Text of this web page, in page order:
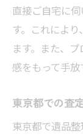
直接ご自宅に
す。これによ
ます。また、
感をもって手放
東京都での査
東京都で遺品